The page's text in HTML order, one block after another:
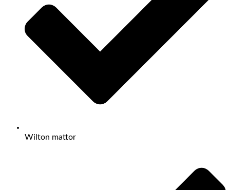
Wilton mattor